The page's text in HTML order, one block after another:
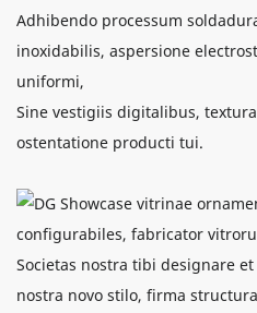
Adhibendo processum
inoxidabilis, aspersione
uniformi,
Sine vestigiis digitalibus,
ostentatione producti tui.
Societas nostra tibi designare
nostra novo stilo, firma